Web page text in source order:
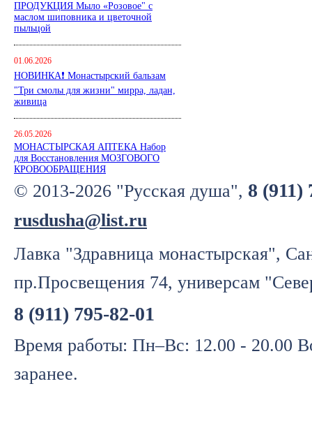
ПРОДУКЦИЯ Мыло «Розовое" с
маслом шиповника и цветочной
пыльцой
01.06.2026
НОВИНКА❗ Монастырский бальзам
"Три смолы для жизни" мирра, ладан,
живица
26.05.2026
МОНАСТЫРСКАЯ АПТЕКА Набор
для Восстановления МОЗГОВОГО
КРОВООБРАЩЕНИЯ
© 2013-2026 "Русская душа", 8 (911)
rusdusha@list.ru
Лавка "Здравница монастырская",
пр.Просвещения 74, универсам
8 (911) 795-82-01
Время работы: Пн–Вс: 12.00 - 20.00
заранее.